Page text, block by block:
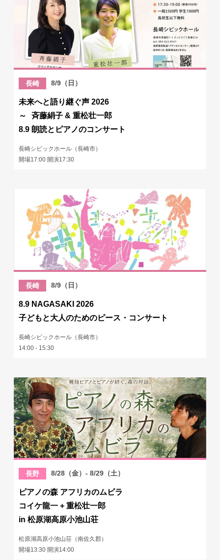
長崎 8/9（日）
未来へと語り継ぐ声 2026
～ 斉藤絹子 & 重松壮一郎
8.9 朗読とピアノのコンサート
長崎シビックホール（長崎市）
開場17:00 開演17:30
長崎 8/9（日）
8.9 NAGASAKI 2026
子どもと大人のためのピース・コンサート
長崎シビックホール（長崎市）
14:00 - 15:30
長野 8/28（金）- 8/29（土）
ピアノの森 アフリカのムビラ
コイケ龍一 + 重松壮一郎
in 松原湖高原小池山荘
松原湖高原小池山荘（南佐久郡）
開場13:30 開演14:00